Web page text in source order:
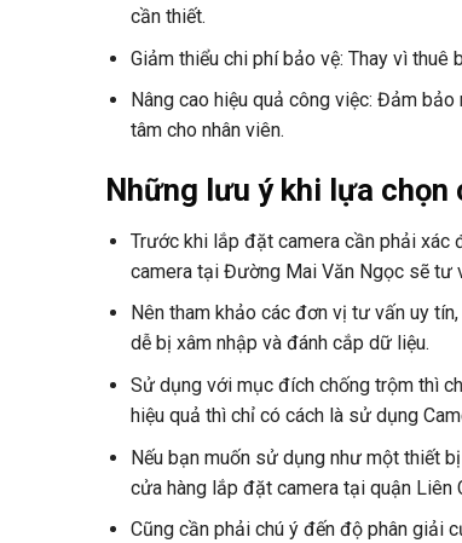
cần thiết.
Giảm thiểu chi phí bảo vệ: Thay vì thuê
Nâng cao hiệu quả công việc: Đảm
tâm cho nhân viên.
Những lưu ý khi lựa chọn
Trước khi lắp đặt camera cần phải
camera tại Đường Mai Văn Ngọc sẽ tư
Nên tham khảo các đơn vị tư vấn uy
dễ bị xâm nhập và đánh cắp dữ liệu.
Sử dụng với mục đích chống trộm thì
hiệu quả thì chỉ có cách là sử dụng
Nếu bạn muốn sử dụng như một thiết
cửa hàng lắp đặt camera tại quận Liên
Cũng cần phải chú ý đến độ phân giải